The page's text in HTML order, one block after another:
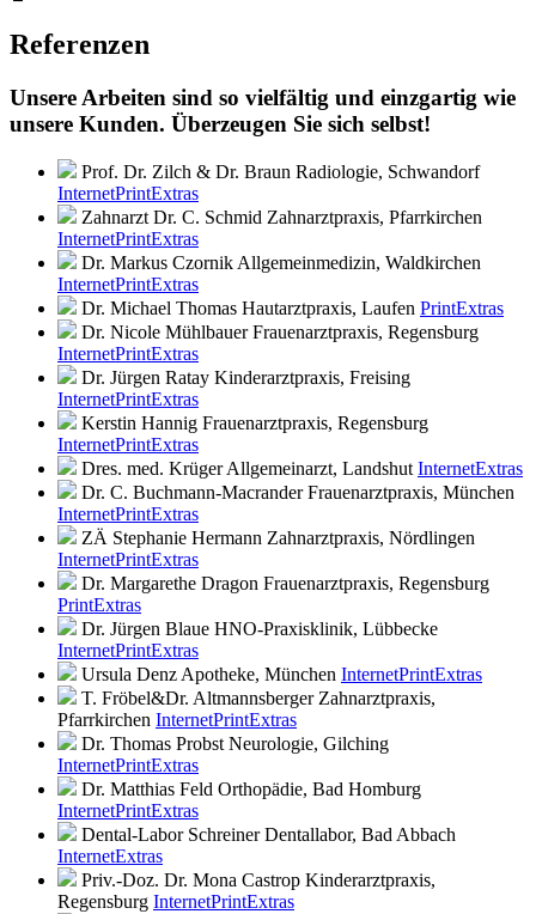
Referenzen
Unsere Arbeiten sind so vielfältig und einzgartig wie
unsere Kunden. Überzeugen Sie sich selbst!
Prof. Dr. Zilch & Dr. Braun Radiologie, Schwandorf
InternetPrintExtras
Zahnarzt Dr. C. Schmid Zahnarztpraxis, Pfarrkirchen
InternetPrintExtras
Dr. Markus CzornikAllgemeinmedizin, Waldkirchen
InternetPrintExtras
Dr. Michael Thomas Hautarztpraxis, Laufen PrintExtras
Dr. Nicole Mühlbauer Frauenarztpraxis, Regensburg
InternetPrintExtras
Dr. Jürgen Ratay Kinderarztpraxis, Freising
InternetPrintExtras
Kerstin Hannig Frauenarztpraxis, Regensburg
InternetPrintExtras
Dres. med. KrügerAllgemeinarzt, Landshut InternetExtras
Dr. C. Buchmann-Macrander Frauenarztpraxis, München
InternetPrintExtras
ZÄ Stephanie Hermann Zahnarztpraxis, Nördlingen
InternetPrintExtras
Dr. Margarethe Dragon Frauenarztpraxis, Regensburg
PrintExtras
Dr. Jürgen Blaue HNO-Praxisklinik, Lübbecke
InternetPrintExtras
Ursula DenzApotheke, München InternetPrintExtras
T. Fröbel&Dr. Altmannsberger Zahnarztpraxis,
Pfarrkirchen InternetPrintExtras
Dr. Thomas Probst Neurologie, Gilching
InternetPrintExtras
Dr. Matthias Feld Orthopädie, Bad Homburg
InternetPrintExtras
Dental-Labor Schreiner Dentallabor, Bad Abbach
InternetExtras
Priv.-Doz. Dr. Mona Castrop Kinderarztpraxis,
Regensburg InternetPrintExtras